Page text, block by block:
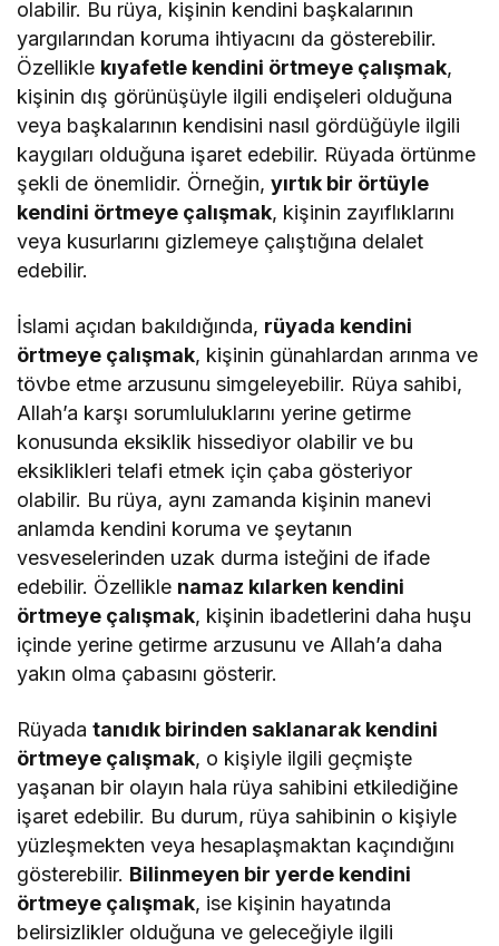
olabilir. Bu rüya, kişinin kendini başkalarının
yargılarından koruma ihtiyacını da gösterebilir.
Özellikle kıyafetle kendini örtmeye çalışmak,
kişinin dış görünüşüyle ilgili endişeleri olduğuna
veya başkalarının kendisini nasıl gördüğüyle ilgili
kaygıları olduğuna işaret edebilir. Rüyada örtünme
şekli de önemlidir. Örneğin,yırtık bir örtüyle
kendini örtmeye çalışmak, kişinin zayıflıklarını
veya kusurlarını gizlemeye çalıştığına delalet
edebilir.
İslami açıdan bakıldığında, rüyada kendini
örtmeye çalışmak, kişinin günahlardan arınma ve
tövbe etme arzusunu simgeleyebilir. Rüya sahibi,
Allah’a karşı sorumluluklarını yerine getirme
konusunda eksiklik hissediyor olabilir ve bu
eksiklikleri telafi etmek için çaba gösteriyor
olabilir. Bu rüya, aynı zamanda kişinin manevi
anlamda kendini koruma ve şeytanın
vesveselerinden uzak durma isteğini de ifade
edebilir. Özellikle namaz kılarken kendini
örtmeye çalışmak, kişinin ibadetlerini daha huşu
içinde yerine getirme arzusunu ve Allah’a daha
yakın olma çabasını gösterir.
Rüyadatanıdık birinden saklanarak kendini
örtmeye çalışmak, o kişiyle ilgili geçmişte
yaşanan bir olayın hala rüya sahibini etkilediğine
işaret edebilir. Bu durum, rüya sahibinin o kişiyle
yüzleşmekten veya hesaplaşmaktan kaçındığını
gösterebilir. Bilinmeyen bir yerde kendini
örtmeye çalışmak, ise kişinin hayatında
belirsizlikler olduğuna ve geleceğiyle ilgili